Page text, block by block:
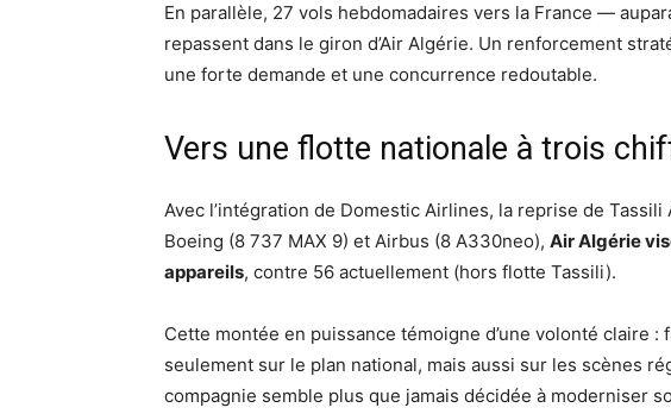
En parallèle, 27 vols hebdomadaires vers la France —
repassent dans le giron d’Air Algérie. Un renforcement
une forte demande et une concurrence redoutable.
Vers une flotte nationale à trois
Avec l’intégration de Domestic Airlines, la reprise de
Boeing (8 737 MAX 9) et Airbus (8 A330neo), Air Algérie
appareils, contre 56 actuellement (hors flotte Tassili).
Cette montée en puissance témoigne d’une volonté claire :
seulement sur le plan national, mais aussi sur les scènes
compagnie semble plus que jamais décidée à moderniser